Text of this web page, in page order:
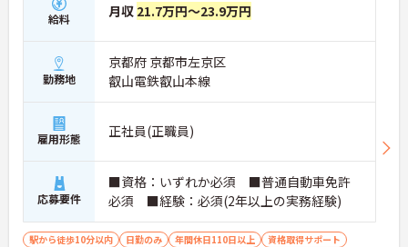
給料 月収 21.7万円～23.9万円
勤務地
京都府 京都市左京区
叡山電鉄叡山本線
雇用形態 正社員(正職員)
応募要件
■資格：いずれか必須 ■普通自動車免許
必須 ■経験：必須(2年以上の実務経験)
駅から徒歩10分以内 日勤のみ 年間休日110日以上
資格取得サポート